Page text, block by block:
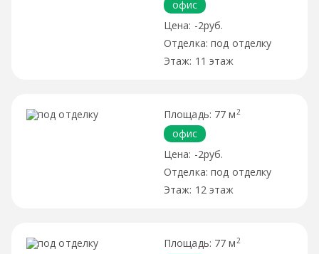
офис
-2руб.
под отделку
11 этаж
77 м 2
офис
-2руб.
под отделку
12 этаж
77 м 2